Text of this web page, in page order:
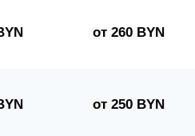
от 260 BYN
от 250 BYN